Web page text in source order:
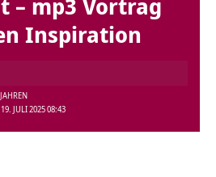
– mp3 Vortrag
Inspiration
JULI 2025 08:43